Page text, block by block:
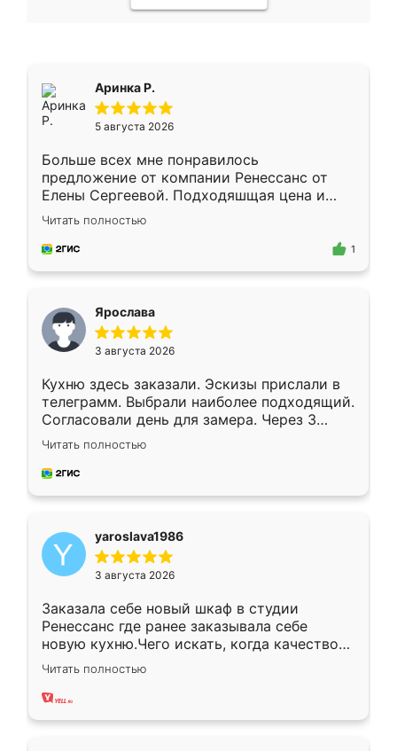
Аринка Р.
5 августа 2026
Больше всех мне понравилось
предложение от компании Ренессанс от
Елены Сергеевой. Подходяшщая цена и
короткие сроки изготовления. Приехавший
для замера сотрудник Владислав
предложил по моему эскизу самый
Читать полностью
1
Ярослава
3 августа 2026
Кухню здесь заказали. Эскизы прислали в
телеграмм. Выбрали наиболее подходящий.
Согласовали день для замера. Через 3
недели кухня была уже готова. Остались
довольны работой. Спасибо Ренессанс
мебель за качественную работу!
Читать полностью
yaroslava1986
3 августа 2026
Заказала себе новый шкаф в студии
Ренессанс где ранее заказывала себе
новую кухню.Чего искать, когда качеством
вполне довольна. Служит кухня уже почти
два года, нареканий нет.
Читать полностью